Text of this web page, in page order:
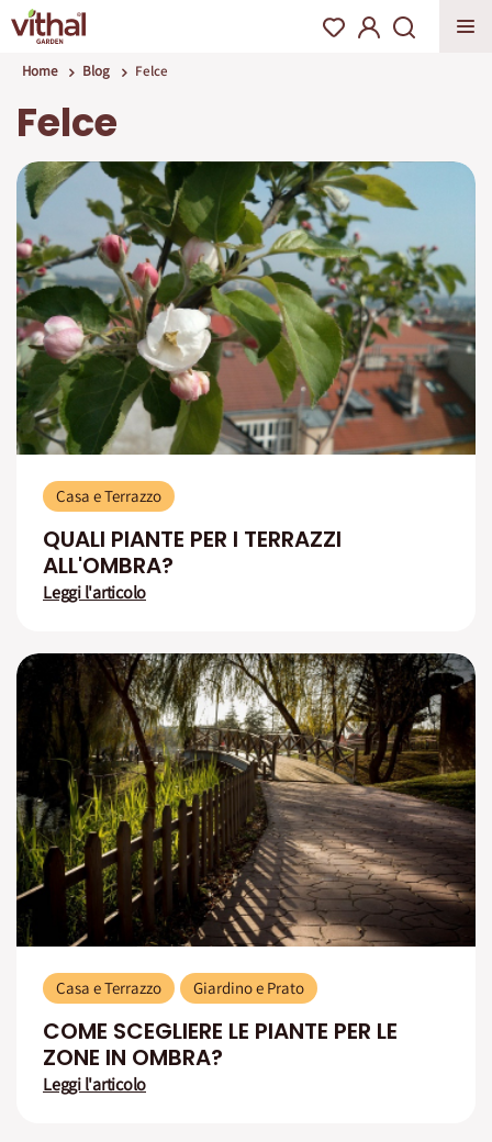
Home Blog Felce
Felce
Casa e Terrazzo
QUALI PIANTE PER I TERRAZZI
ALL'OMBRA?
Leggi l'articolo
Casa e Terrazzo Giardino e Prato
COME SCEGLIERE LE PIANTE PER LE
ZONE IN OMBRA?
Leggi l'articolo